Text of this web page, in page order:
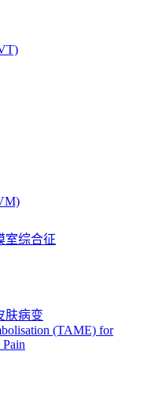
室综合征
肤病变
(TAME) for